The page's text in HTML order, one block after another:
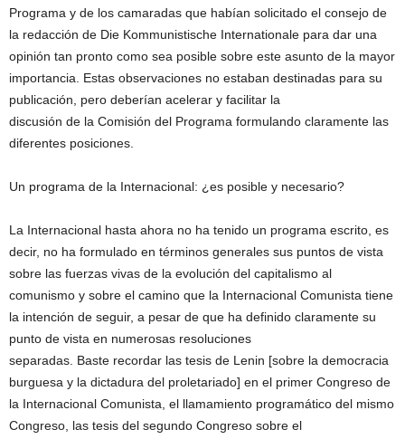
Programa y de los camaradas que habían solicitado el consejo de
la redacción de Die Kommunistische Internationale para dar una
opinión tan pronto como sea posible sobre este asunto de la mayor
importancia. Estas observaciones no estaban destinadas para su
publicación, pero deberían acelerar y facilitar la
discusión de la Comisión del Programa formulando claramente las
diferentes posiciones.
Un programa de la Internacional: ¿es posible y necesario?
La Internacional hasta ahora no ha tenido un programa escrito, es
decir, no ha formulado en términos generales sus puntos de vista
sobre las fuerzas vivas de la evolución del capitalismo al
comunismo y sobre el camino que la Internacional Comunista tiene
la intención de seguir, a pesar de que ha definido claramente su
punto de vista en numerosas resoluciones
separadas. Baste recordar las tesis de Lenin [sobre la democracia
burguesa y la dictadura del proletariado] en el primer Congreso de
la Internacional Comunista, el llamamiento programático del mismo
Congreso, las tesis del segundo Congreso sobre el